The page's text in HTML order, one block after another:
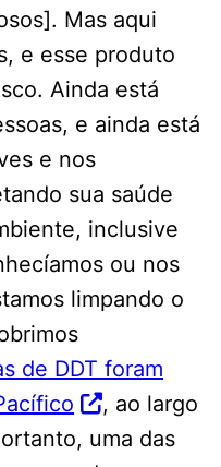
Mas aqui
e esse produto
Ainda está
e ainda está
e nos
sua saúde
inclusive
ou nos
limpando o
de DDT foram
, ao largo
uma das